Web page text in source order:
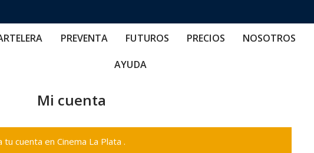
PREVENTA FUTUROS PRECIOS NOSOTROS
AYUDA
Mi cuenta
cuenta en Cinema La Plata .